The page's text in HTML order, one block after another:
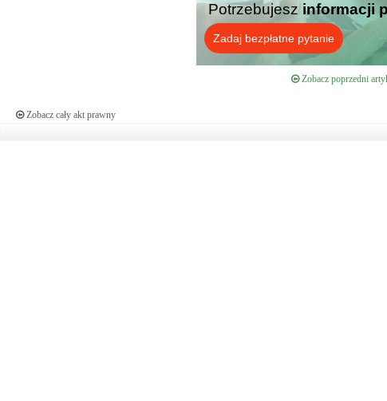
Potrzebujesz informacji
Zadaj bezpłatne pytanie
Zobacz poprzedni
Zobacz cały akt prawny